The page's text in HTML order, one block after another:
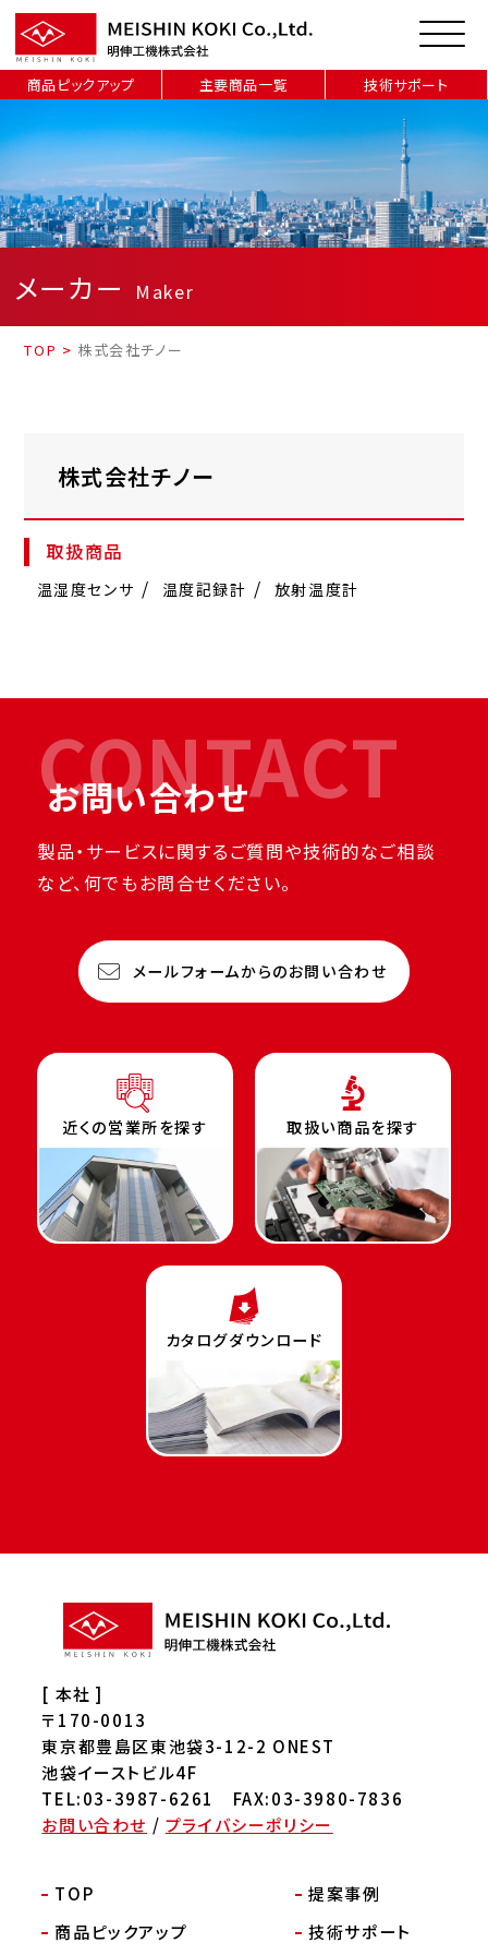
商品ピックアップ 主要商品一覧 技術サポート
メーカー Maker
TOP > 株式会社チノー
株式会社チノー
取扱商品
温湿度センサ 温度記録計 放射温度計
CONTACT
お問い合わせ
製品・サービスに関するご質問や技術的なご相談
など、何でもお問合せください。
メールフォームからのお問い合わせ
近くの営業所を探す 取扱い商品を探す
カタログダウンロード
[ 本社 ]
〒170-0013
東京都豊島区東池袋3-12-2 ONEST
池袋イーストビル4F
TEL:03-3987-6261 FAX:03-3980-7836
お問い合わせ / プライバシーポリシー
TOP
提案事例
商品ピックアップ
技術サポート